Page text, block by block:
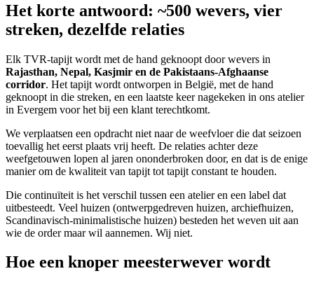
Het korte antwoord: ~500 wevers, vier
streken, dezelfde relaties
Elk TVR-tapijt wordt met de hand geknoopt door wevers in
Rajasthan, Nepal, Kasjmir en de Pakistaans-Afghaanse
corridor. Het tapijt wordt ontworpen in België, met de hand
geknoopt in die streken, en een laatste keer nagekeken in ons atelier
in Evergem voor het bij een klant terechtkomt.
We verplaatsen een opdracht niet naar de weefvloer die dat seizoen
toevallig het eerst plaats vrij heeft. De relaties achter deze
weefgetouwen lopen al jaren ononderbroken door, en dat is de enige
manier om de kwaliteit van tapijt tot tapijt constant te houden.
Die continuïteit is het verschil tussen een atelier en een label dat
uitbesteedt. Veel huizen (ontwerpgedreven huizen, archiefhuizen,
Scandinavisch-minimalistische huizen) besteden het weven uit aan
wie de order maar wil aannemen. Wij niet.
Hoe een knoper meesterwever wordt